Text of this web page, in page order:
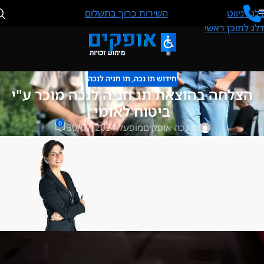
דלג לניווט
דלג לתוכן ראשי
השירות כרוך בתשלום
חידוש תו נכה,תו חניה לנכה
הצלחה בהוצאת תג חניה לנכה מוכר ע"י
ביטוח לאומי
תו נכה אופקיםמופעל 30/07/2024 0